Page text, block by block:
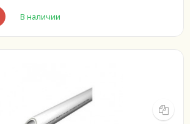
В наличии